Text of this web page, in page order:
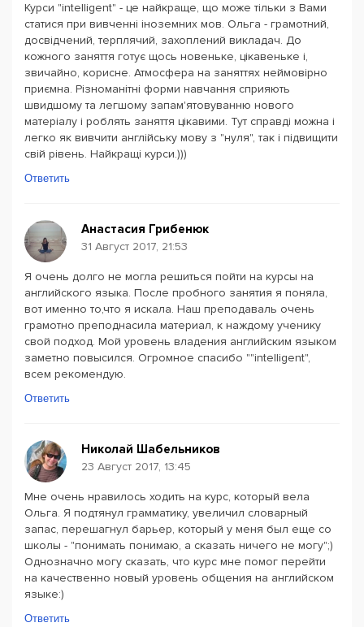
Курси "intelligent" - це найкраще, що може тільки з Вами
статися при вивченні іноземних мов. Ольга - грамотний,
досвідчений, терплячий, захоплений викладач. До
кожного заняття готує щось новеньке, цікавеньке і,
звичайно, корисне. Атмосфера на заняттях неймовірно
приємна. Різноманітні форми навчання сприяють
швидшому та легшому запам'ятовуванню нового
матеріалу і роблять заняття цікавими. Тут справді можна і
легко як вивчити англійську мову з "нуля", так і підвищити
свій рівень. Найкращі курси.)))
Ответить
Анастасия Грибенюк
31 Август 2017, 21:53
Я очень долго не могла решиться пойти на курсы на
английского языка. После пробного занятия я поняла,
вот именно то,что я искала. Наш преподаваль очень
грамотно преподнасила материал, к наждому ученику
свой подход. Мой уровень владения английским языком
заметно повысился. Огромное спасибо ""intelligent",
всем рекомендую.
Ответить
Николай Шабельников
23 Август 2017, 13:45
Мне очень нравилось ходить на курс, который вела
Ольга. Я подтянул грамматику, увеличил словарный
запас, перешагнул барьер, который у меня был еще со
школы - "понимать понимаю, а сказать ничего не могу";)
Однозначно могу сказать, что курс мне помог перейти
на качественно новый уровень общения на английском
языке:)
Ответить